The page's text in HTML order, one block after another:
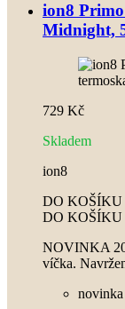
ion8
Midnight,
729 Kč
Skladem
ion8
DO KOŠÍKU
DO KOŠÍKU
NOVINKA
víčka.
novinka